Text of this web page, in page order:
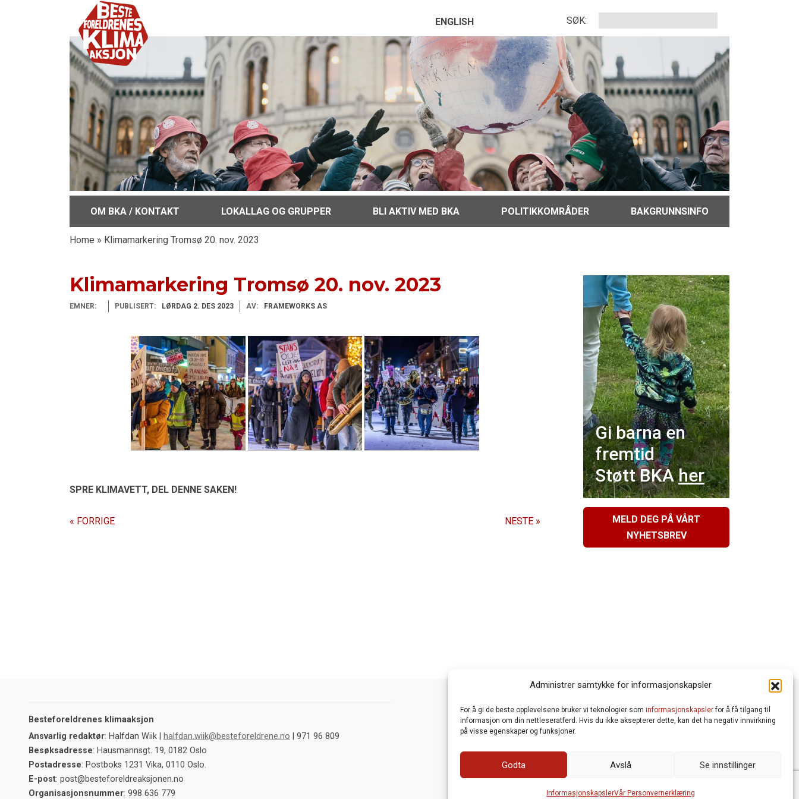
Administrer samtykke for informasjonskapsler
For å gi de beste opplevelsene bruker vi teknologier som informasjonskapslerfor å få tilgang til
informasjon om din nettleseratferd. Hvis du ikke aksepterer dette, kan det ha negativ innvirkning
på visse egenskaper og funksjoner.
Godta Avslå Se innstillinger
InformasjonskapslerVår Personvernerklæring
ENGLISH SØK:
OM BKA / KONTAKT LOKALLAG OG GRUPPER BLI AKTIV MED BKA POLITIKKOMRÅDER BAKGRUNNSINFO
Home » Klimamarkering Tromsø 20. nov. 2023
Klimamarkering Tromsø 20. nov. 2023
EMNER: PUBLISERT: LØRDAG 2. DES 2023 AV: FRAMEWORKS AS
SPRE KLIMAVETT, DEL DENNE SAKEN!
« FORRIGE NESTE »
Gi barna en
fremtid
Støtt BKAher
MELD DEG PÅ VÅRT
NYHETSBREV
Besteforeldrenes klimaaksjon
Ansvarlig redaktør: Halfdan Wiik | halfdan.wiik@besteforeldrene.no | 971 96 809
Besøksadresse: Hausmannsgt. 19, 0182 Oslo
Postadresse: Postboks 1231 Vika, 0110 Oslo.
E-post: post@besteforeldreaksjonen.no
Organisasjonsnummer: 998 636 779
Vår Personvernerklæring Informasjonskapsler (Cookies)
Frameworks AS| Logo av Blanke Ark | Design av Merete Bertheau